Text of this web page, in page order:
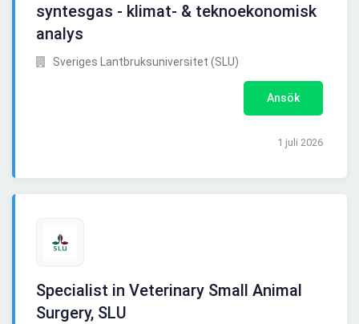
syntesgas - klimat- & teknoekonomisk
analys
Sveriges Lantbruksuniversitet (SLU)
Ansök
1 juli 2026
Specialist in Veterinary Small Animal
Surgery, SLU